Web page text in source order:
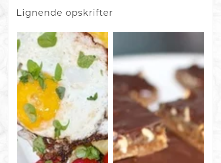
Lignende opskrifter